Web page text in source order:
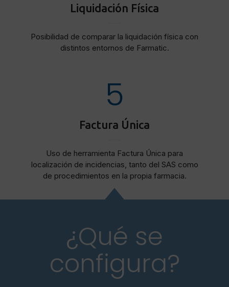
Liquidación Física
Posibilidad de comparar la liquidación física con
distintos entornos de Farmatic.
5
Factura Única
Uso de herramienta Factura Única para
localización de incidencias, tanto del SAS como
de procedimientos en la propia farmacia.
¿Qué se
configura?